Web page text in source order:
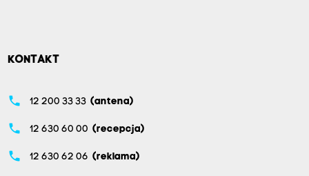
KONTAKT
phone 12 200 33 33 (antena)
phone 12 630 60 00 (recepcja)
phone 12 630 62 06 (reklama)